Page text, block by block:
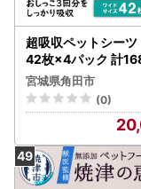
超吸収ペットシーツ
42枚×4パック 計
イリスオーヤマ 抗菌
ン 超吸収 小型犬
宮城県角田市
(0)